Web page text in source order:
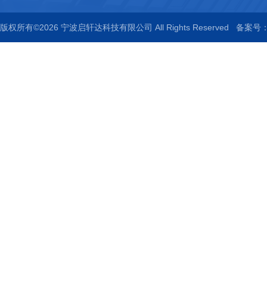
版权所有©2026 宁波启轩达科技有限公司 All Rights Reserved 备案号